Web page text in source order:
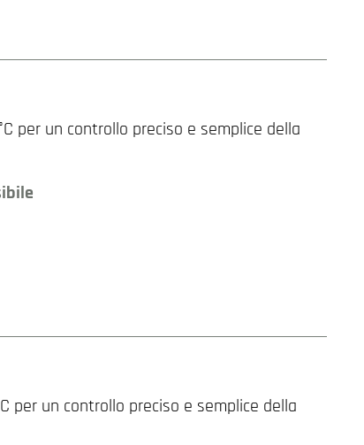
per un controllo preciso e semplice della
per un controllo preciso e semplice della